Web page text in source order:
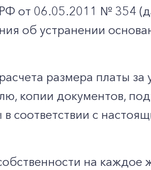
от 06.05.2011 № 354
об устранении
размера платы за
копии документов,
соответствии с
на